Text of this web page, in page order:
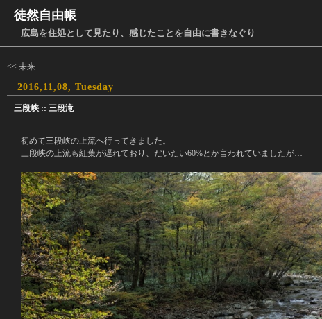
徒然自由帳
広島を住処として見たり、感じたことを自由に書きなぐり
<< 未来
2016,11,08, Tuesday
三段峡 :: 三段滝
初めて三段峡の上流へ行ってきました。
三段峡の上流も紅葉が遅れており、だいたい60%とか言われていましたが…